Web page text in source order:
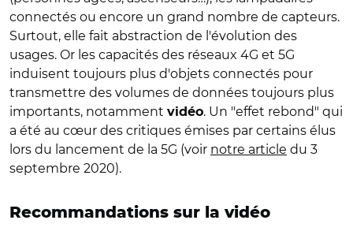
connectés ou encore un grand nombre de capteurs.
Surtout, elle fait abstraction de l'évolution des
usages. Or les capacités des réseaux 4G et 5G
induisent toujours plus d'objets connectés pour
transmettre des volumes de données toujours plus
importants, notamment vidéo. Un "effet rebond" qui
a été au cœur des critiques émises par certains élus
lors du lancement de la 5G (voir notre article du 3
septembre 2020).
Recommandations sur la vidéo